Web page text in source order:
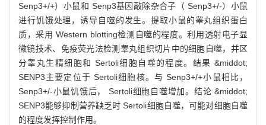
Senp3+/+）小鼠和 Senp3基因敲除杂合子（ Senp3+/-）小鼠
进行饥饿处理，诱导自噬的发生。提取小鼠的睾丸组织蛋白
质，采用 Western blotting检测自噬的程度。利用透射电子显
微镜技术、免疫荧光法检测睾丸组织切片中的细胞自噬，并区
分睾丸生精细胞和 Sertoli细胞自噬的程度。结果 &middot;
SENP3主要定位于 Sertoli细胞核。与 Senp3+/+小鼠相比，
Senp3+/-小鼠饥饿后， Sertoli细胞自噬增加。结论 &middot;
SENP3能够抑制营养缺乏时 Sertoli细胞自噬，可能对细胞自噬
的程度发挥控制作用。